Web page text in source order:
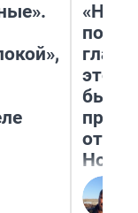
этого
бьет